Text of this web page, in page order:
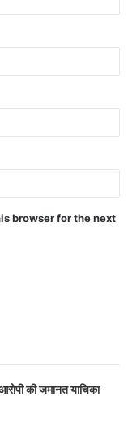
browser for the next
की जमानत याचिका